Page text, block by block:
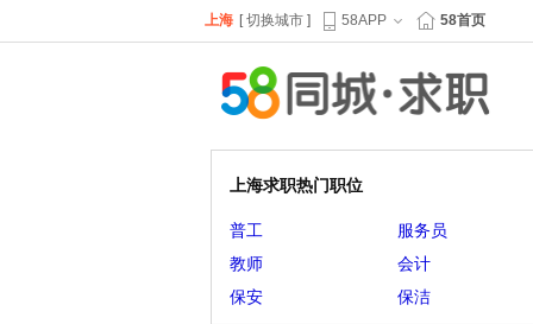
上海 [ 切换城市 ] 58APP 58首页
上海求职热门职位
普工 服务员
教师
会计
保安
保洁